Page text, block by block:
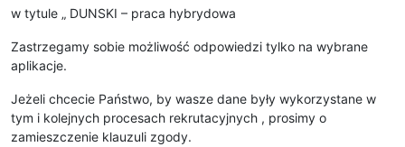
w tytule „ DUNSKI – praca hybrydowa
Zastrzegamy sobie możliwość odpowiedzi tylko na wybrane
aplikacje.
Jeżeli chcecie Państwo, by wasze dane były wykorzystane w
tym i kolejnych procesach rekrutacyjnych , prosimy o
zamieszczenie klauzuli zgody.